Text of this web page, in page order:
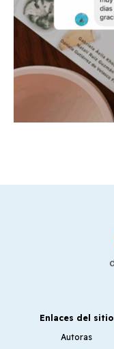
Enlaces del sitio
Autoras